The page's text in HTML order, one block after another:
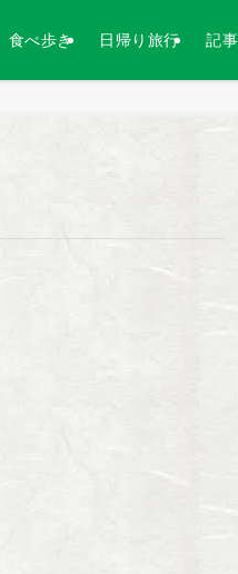
食べ歩き 日帰り旅行 記